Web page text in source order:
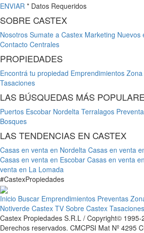
ENVIAR * Datos Requeridos
SOBRE CASTEX
Nosotros Sumate a Castex Marketing Nuevos
Contacto Centrales
PROPIEDADES
Encontrá tu propiedad Emprendimientos
Tasaciones
LAS BÚSQUEDAS MÁS
Puertos Escobar Nordelta Terralagos
Bosques
LAS TENDENCIAS EN CASTEX
Casas en venta en Nordelta Casas en venta
Casas en venta en Escobar Casas en venta
venta en La Lomada
#CastexPropiedades
Inicio Buscar Emprendimientos Preventas
Notiverde Castex TV Sobre Castex Tasaciones
Castex Propiedades S.R.L / Copyright©
Derechos reservados. CMCPSI Mat Nº 4295